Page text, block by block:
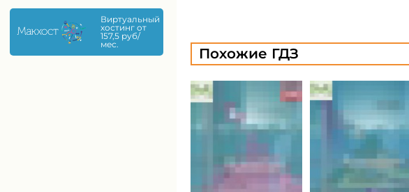
Виртуальный
хостинг от
157,5 руб/
мес.
Похожие ГДЗ